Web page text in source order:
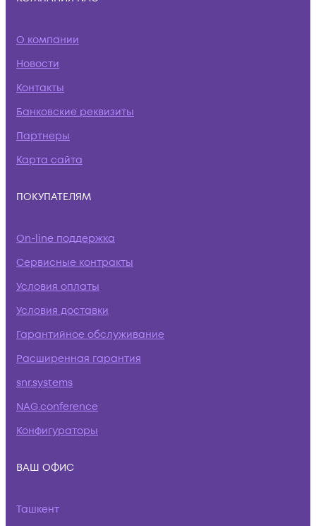
О компании
Новости
Контакты
Банковские реквизиты
Партнеры
Карта сайта
ПОКУПАТЕЛЯМ
On-line поддержка
Сервисные контракты
Условия оплаты
Условия доставки
Гарантийное обслуживание
Расширенная гарантия
snr.systems
NAG.conference
Конфигураторы
ВАШ ОФИС
Ташкент